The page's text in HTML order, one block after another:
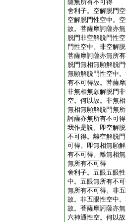
薩無所有不可得
舍利子。空解脱門
空解脱門性空中。
故。菩薩摩訶薩亦
脱門非空解脱門性
門性空中。非空解
菩薩摩訶薩亦無所
脱門無相無願解脱
無願解脱門性空中
有不可得故。菩薩
非無相無願解脱門
空。何以故。非無
無相無願解脱門無
訶薩亦無所有不可
我作是説。即空解
不可得。離空解脱
可得。即無相無願
有不可得。離無相
無所有不可得
舍利子。五眼五眼
中。五眼無所有不
無所有不可得。非
故。非五眼性空中
故。菩薩摩訶薩亦
六神通性空。何以